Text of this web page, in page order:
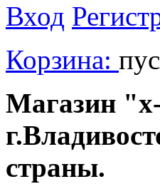
Вход
Корзина:
Магазин
страны.